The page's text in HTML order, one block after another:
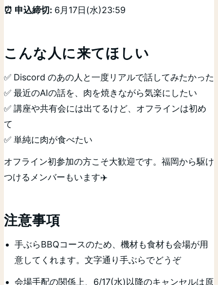
⏰ 申込締切: 6月17日(水)23:59
こんな人に来てほしい
✅ Discord のあの人と一度リアルで話してみたかった
✅ 最近のAIの話を、肉を焼きながら気楽にしたい
✅ 講座や共有会には出てるけど、オフラインは初め
て
✅ 単純に肉が食べたい
オフライン初参加の方こそ大歓迎です。福岡から駆け
つけるメンバーもいます✈️
注意事項
手ぶらBBQコースのため、機材も食材も会場が用
意してくれます。文字通り手ぶらでどうぞ
会場手配の関係上、6/17(水)以降のキャンセルは原